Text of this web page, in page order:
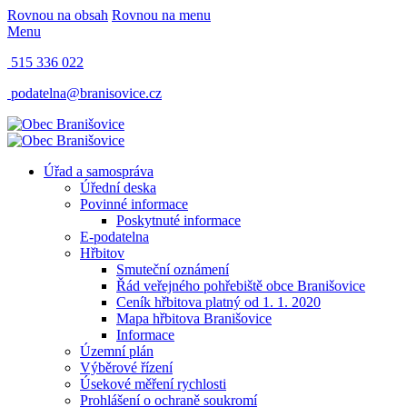
Rovnou na obsah Rovnou na menu
Menu
515 336 022
podatelna@branisovice.cz
Úřad a samospráva
Úřední deska
Povinné informace
Poskytnuté informace
E-podatelna
Hřbitov
Smuteční oznámení
Řád veřejného pohřebiště obce Branišovice
Ceník hřbitova platný od 1. 1. 2020
Mapa hřbitova Branišovice
Informace
Územní plán
Výběrové řízení
Úsekové měření rychlosti
Prohlášení o ochraně soukromí